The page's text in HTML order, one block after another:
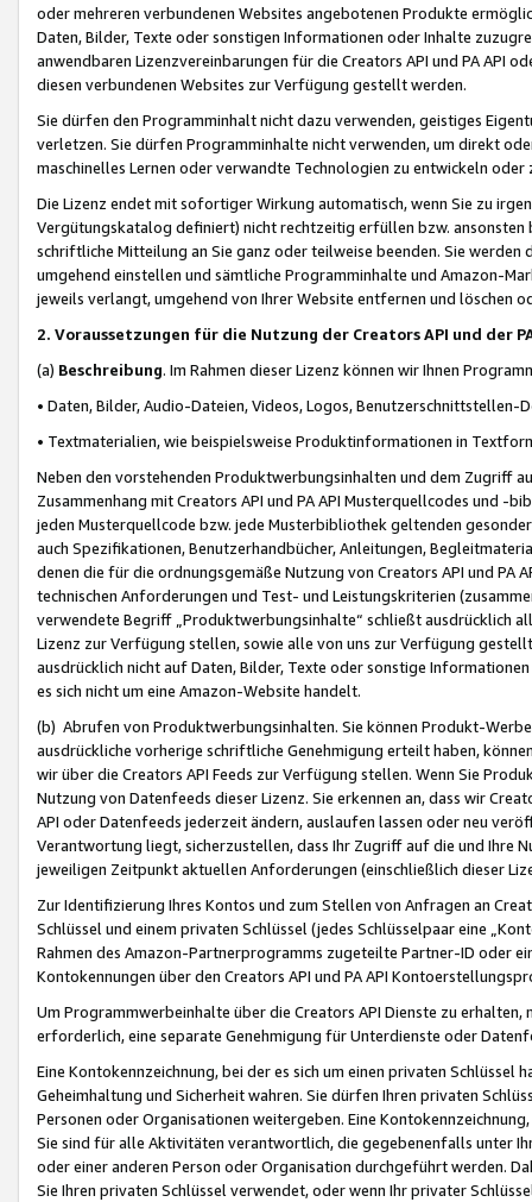
oder mehreren verbundenen Websites angebotenen Produkte
Daten, Bilder, Texte oder sonstigen Informationen oder Inhalte
anwendbaren Lizenzvereinbarungen für die Creators API und PA API
diesen verbundenen Websites zur Verfügung gestellt werden.
Sie dürfen den Programminhalt nicht dazu verwenden, geistiges
verletzen. Sie dürfen Programminhalte nicht verwenden, um direkt
maschinelles Lernen oder verwandte Technologien zu entwickeln
Die Lizenz endet mit sofortiger Wirkung automatisch, wenn Sie zu
Vergütungskatalog definiert) nicht rechtzeitig erfüllen bzw. ansonsten
schriftliche Mitteilung an Sie ganz oder teilweise beenden. Sie werden
umgehend einstellen und sämtliche Programminhalte und Amazon-
jeweils verlangt, umgehend von Ihrer Website entfernen und löschen
2. Voraussetzungen für die Nutzung der Creators API und der
(a) Beschreibung. Im Rahmen dieser Lizenz können wir Ihnen
• Daten, Bilder, Audio-Dateien, Videos, Logos, Benutzerschnittstellen-
• Textmaterialien, wie beispielsweise Produktinformationen in
Neben den vorstehenden Produktwerbungsinhalten und dem Zugriff
Zusammenhang mit Creators API und PA API Musterquellcodes und
jeden Musterquellcode bzw. jede Musterbibliothek geltenden
auch Spezifikationen, Benutzerhandbücher, Anleitungen,
denen die für die ordnungsgemäße Nutzung von Creators API und PA
technischen Anforderungen und Test- und Leistungskriterien
verwendete Begriff „Produktwerbungsinhalte“ schließt ausdrücklich
Lizenz zur Verfügung stellen, sowie alle von uns zur Verfügung
ausdrücklich nicht auf Daten, Bilder, Texte oder sonstige
es sich nicht um eine Amazon-Website handelt.
(b) Abrufen von Produktwerbungsinhalten. Sie können Produkt-
ausdrückliche vorherige schriftliche Genehmigung erteilt haben,
wir über die Creators API Feeds zur Verfügung stellen. Wenn Sie
Nutzung von Datenfeeds dieser Lizenz. Sie erkennen an, dass wir
API oder Datenfeeds jederzeit ändern, auslaufen lassen oder neu
Verantwortung liegt, sicherzustellen, dass Ihr Zugriff auf die und Ihre
jeweiligen Zeitpunkt aktuellen Anforderungen (einschließlich dieser
Zur Identifizierung Ihres Kontos und zum Stellen von Anfragen an
Schlüssel und einem privaten Schlüssel (jedes Schlüsselpaar eine
Rahmen des Amazon-Partnerprogramms zugeteilte Partner-ID oder
Kontokennungen über den Creators API und PA API
Um Programmwerbeinhalte über die Creators API Dienste zu
erforderlich, eine separate Genehmigung für Unterdienste oder
Eine Kontokennzeichnung, bei der es sich um einen privaten
Geheimhaltung und Sicherheit wahren. Sie dürfen Ihren privaten
Personen oder Organisationen weitergeben. Eine
Sie sind für alle Aktivitäten verantwortlich, die gegebenenfalls unter
oder einer anderen Person oder Organisation durchgeführt werden.
Sie Ihren privaten Schlüssel verwendet, oder wenn Ihr privater